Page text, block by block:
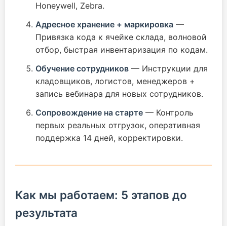
Honeywell, Zebra.
Адресное хранение + маркировка —
Привязка кода к ячейке склада, волновой
отбор, быстрая инвентаризация по кодам.
Обучение сотрудников — Инструкции для
кладовщиков, логистов, менеджеров +
запись вебинара для новых сотрудников.
Сопровождение на старте — Контроль
первых реальных отгрузок, оперативная
поддержка 14 дней, корректировки.
Как мы работаем: 5 этапов до
результата